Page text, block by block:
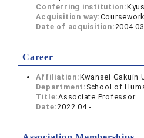
Conferring institution:
Acquisition way:Coursework
Date of acquisition: 2004.03
Career
Affiliation:Kwansei Gakuin
Department: School of
Title:Associate Professor
Date:2022.04 -